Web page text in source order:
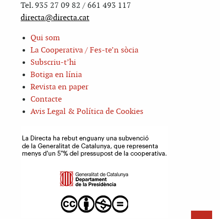
Tel. 935 27 09 82 / 661 493 117
directa@directa.cat
Qui som
La Cooperativa / Fes-te’n sòcia
Subscriu-t’hi
Botiga en línia
Revista en paper
Contacte
Avis Legal & Política de Cookies